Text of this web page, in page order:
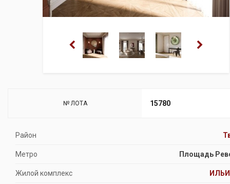
№ ЛОТА 15780
Район
Метро Площадь
Жилой комплекс